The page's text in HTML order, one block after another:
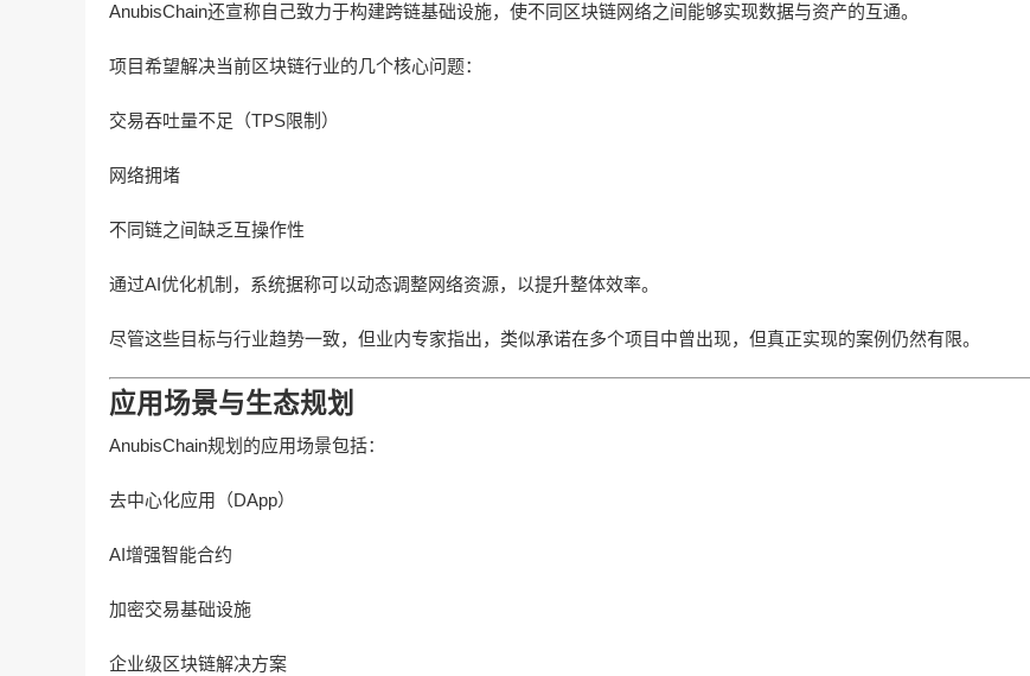
AnubisChain还宣称自己致力于构建跨链基础设施，使不同区块链网络之间能够实现数据与资产的互通。
项目希望解决当前区块链行业的几个核心问题：
交易吞吐量不足（TPS限制）
网络拥堵
不同链之间缺乏互操作性
通过AI优化机制，系统据称可以动态调整网络资源，以提升整体效率。
尽管这些目标与行业趋势一致，但业内专家指出，类似承诺在多个项目中曾出现，但真正实现的案例仍然有限。
应用场景与生态规划
AnubisChain规划的应用场景包括：
去中心化应用（DApp）
AI增强智能合约
加密交易基础设施
企业级区块链解决方案